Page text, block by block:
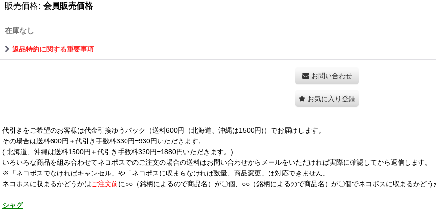
販売価格: 会員販売価格
在庫なし
返品特約に関する重要事項
お問い合わせ
お気に入り登録
代引きをご希望のお客様は代金引換ゆうパック（送料600円（北海道、沖縄は1500円)）でお届けします。
その場合は送料600円＋代引き手数料330円=930円いただきます。
( 北海道、沖縄は送料1500円＋代引き手数料330円=1880円いただきます。)
いろいろな商品を組み合わせてネコポスでのご注文の場合の送料はお問い合わせからメールをいただければ実際に確認してから返信します。
※「ネコポスでなければキャンセル」や「ネコポスに収まらなければ数量、商品変更」は対応できません。
ネコポスに収まるかどうかはご注文前に○○（銘柄によるので商品名）が〇個、○○（銘柄によるので商品名）が〇個でネコポスに収まるかど
シャグ